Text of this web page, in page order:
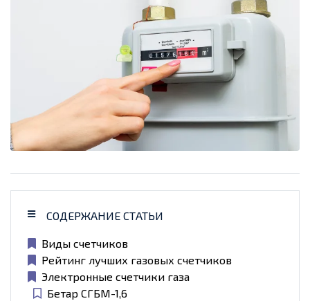
СОДЕРЖАНИЕ СТАТЬИ
Виды счетчиков
Рейтинг лучших газовых счетчиков
Электронные счетчики газа
Бетар СГБМ-1,6